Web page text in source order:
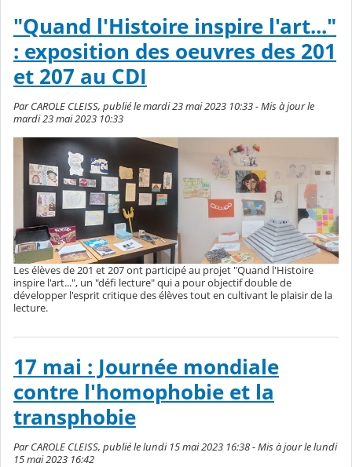
"Quand l'Histoire inspire l'art..."
: exposition des oeuvres des 201
et 207 au CDI
Par CAROLE CLEISS, publié le mardi 23 mai 2023 10:33 - Mis à jour le
mardi 23 mai 2023 10:33
Les élèves de 201 et 207 ont participé au projet "Quand l'Histoire
inspire l'art...", un "défi lecture" qui a pour objectif double de
développer l'esprit critique des élèves tout en cultivant le plaisir de la
lecture.
17 mai : Journée mondiale
contre l'homophobie et la
transphobie
Par CAROLE CLEISS, publié le lundi 15 mai 2023 16:38 - Mis à jour le lundi
15 mai 2023 16:42